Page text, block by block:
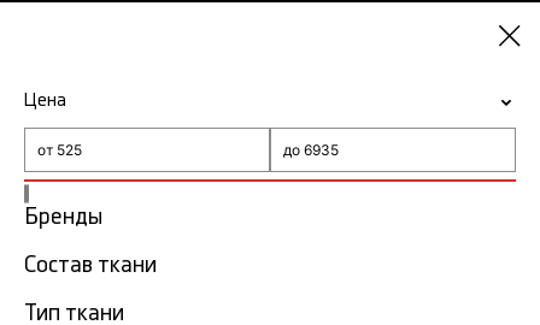
-15% на ткани по промокоду NY15
ГлавнаяТкань с платочным узором
Ткань с платочным узором в
Красноярске
Цена
Бренды
Состав ткани
Тип ткани